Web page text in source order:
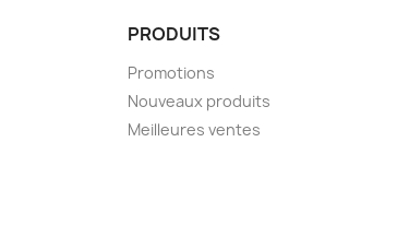
PRODUITS
Promotions
Nouveaux produits
Meilleures ventes